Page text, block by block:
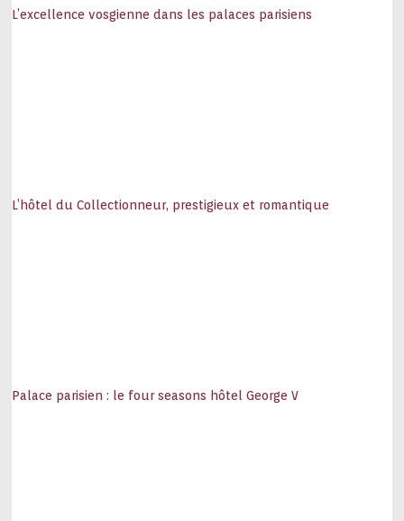
L’excellence vosgienne dans les palaces parisiens
L’hôtel du Collectionneur, prestigieux et romantique
Palace parisien : le four seasons hôtel George V